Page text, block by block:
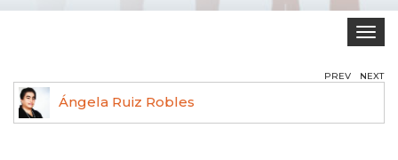
Toggle
Dottie Thomas
PREV NEXT